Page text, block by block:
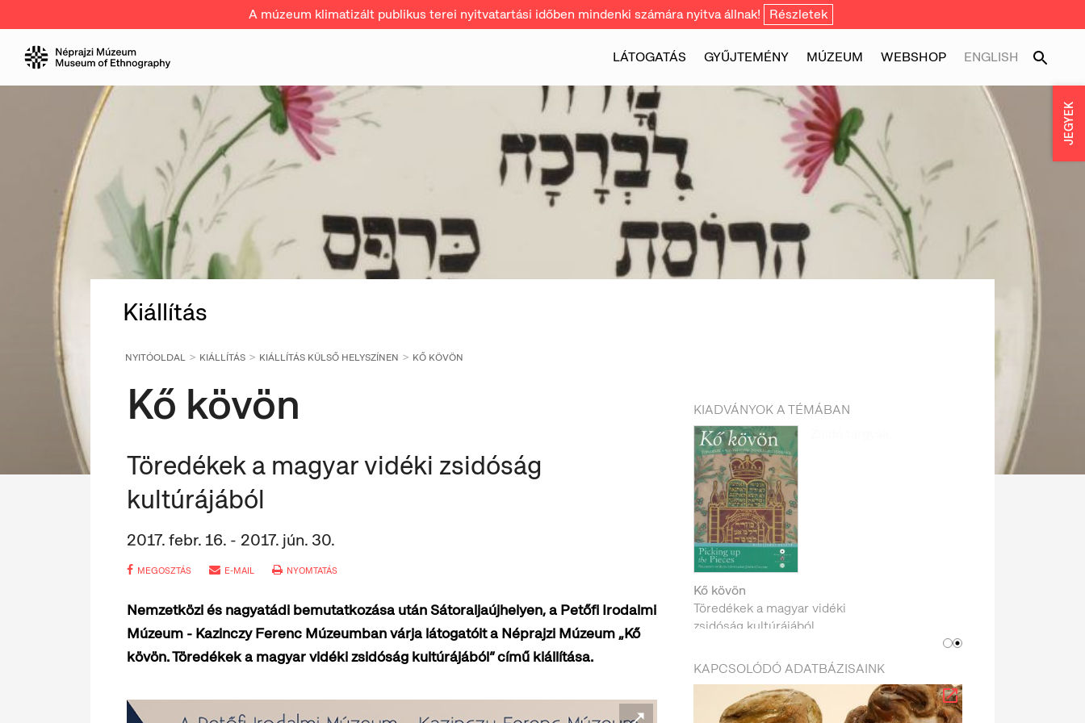
A múzeum klimatizált publikus terei nyitvatartási időben mindenki számára nyitva állnak! Részletek
LÁTOGATÁS GYŰJTEMÉNY MÚZEUM WEBSHOP ENGLISH
Kiállítás
NYITÓOLDAL KIÁLLÍTÁS KIÁLLÍTÁS KÜLSŐ HELYSZÍNEN KŐ KÖVÖN
Kő kövön
Töredékek a magyar vidéki zsidóság
kultúrájából
2017. febr. 16. - 2017. jún. 30.
MEGOSZTÁS E-MAIL NYOMTATÁS
Nemzetközi és nagyatádi bemutatkozása után Sátoraljaújhelyen, a Petőfi Irodalmi
Múzeum - Kazinczy Ferenc Múzeumbanvárja látogatóit a Néprajzi Múzeum „Kő
kövön. Töredékek a magyar vidéki zsidóság kultúrájából” című kiállítása.
KIADVÁNYOK A TÉMÁBAN
Kő kövön
Töredékek a magyar vidéki
zsidóság kultúrájából
KAPCSOLÓDÓ ADATBÁZISAINK
JEGYEK